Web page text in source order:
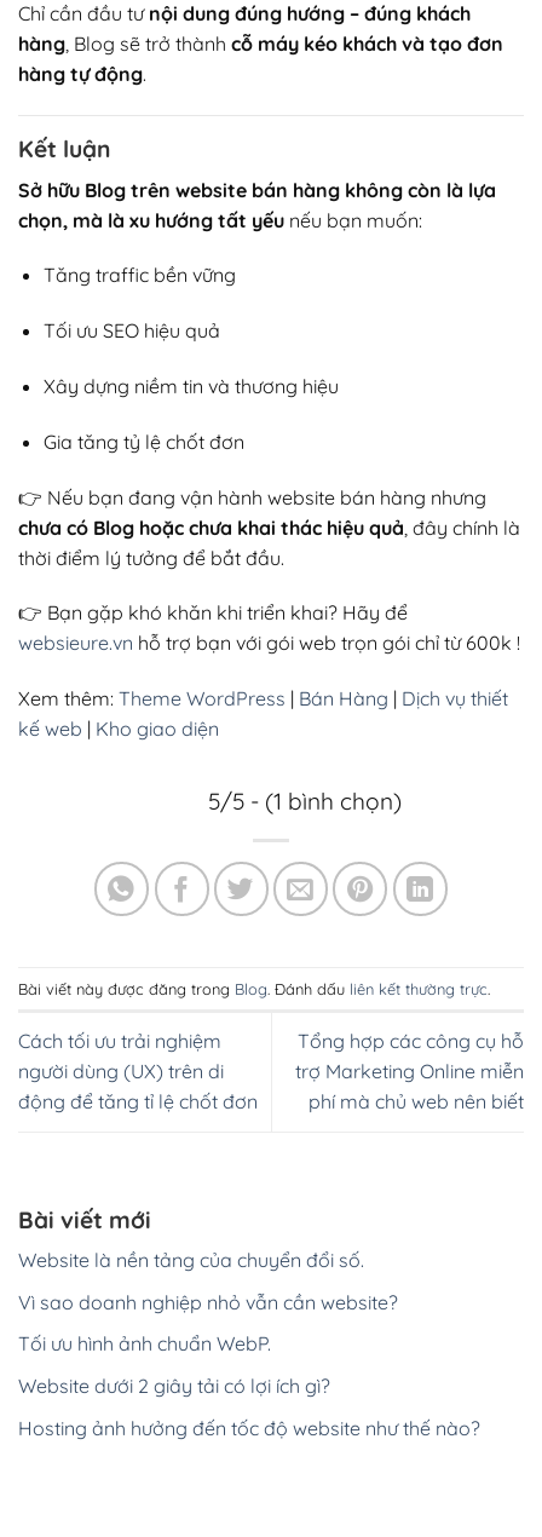
Chỉ cần đầu tư nội dung đúng hướng – đúng khách
hàng, Blog sẽ trở thành cỗ máy kéo khách và tạo đơn
hàng tự động.
Kết luận
Sở hữu Blog trên website bán hàng không còn là lựa
chọn, mà là xu hướng tất yếu nếu bạn muốn:
Tăng traffic bền vững
Tối ưu SEO hiệu quả
Xây dựng niềm tin và thương hiệu
Gia tăng tỷ lệ chốt đơn
👉 Nếu bạn đang vận hành website bán hàng nhưng
chưa có Blog hoặc chưa khai thác hiệu quả , đây chính là
thời điểm lý tưởng để bắt đầu.
👉 Bạn gặp khó khăn khi triển khai? Hãy để
websieure.vn hỗ trợ bạn với gói web trọn gói chỉ từ 600k !
Xem thêm: Theme WordPress | Bán Hàng | Dịch vụ thiết
kế web | Kho giao diện
5/5 - (1 bình chọn)
Bài viết này được đăng trong Blog. Đánh dấu liên kết thường trực.
Cách tối ưu trải nghiệm
người dùng (UX) trên di
động để tăng tỉ lệ chốt đơn
Tổng hợp các công cụ hỗ
trợ Marketing Online miễn
phí mà chủ web nên biết
Bài viết mới
Website là nền tảng của chuyển đổi số.
Vì sao doanh nghiệp nhỏ vẫn cần website?
Tối ưu hình ảnh chuẩn WebP.
Website dưới 2 giây tải có lợi ích gì?
Hosting ảnh hưởng đến tốc độ website như thế nào?